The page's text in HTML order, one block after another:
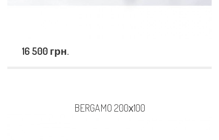
16 500 грн.
BERGAMO 200х100